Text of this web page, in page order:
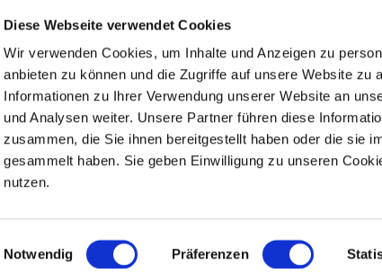
Diese Webseite verwendet Cookies
Wir verwenden Cookies, um Inhalte und Anzeigen zu
anbieten zu können und die Zugriffe auf unsere Website zu
Informationen zu Ihrer Verwendung unserer Website an
und Analysen weiter. Unsere Partner führen diese
zusammen, die Sie ihnen bereitgestellt haben oder die sie
gesammelt haben. Sie geben Einwilligung zu unseren
nutzen.
Einwilligungsauswahl
Notwendig Präferenzen
HELL ELECTRONIC e.K.